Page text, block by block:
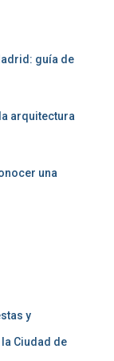
guía de
arquitectura
una
y
la Ciudad de